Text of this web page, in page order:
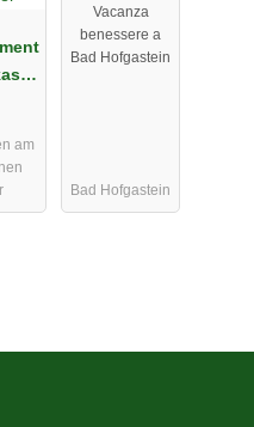
am
Vacanza
benessere a
Bad Hofgastein
Bad Hofgastein